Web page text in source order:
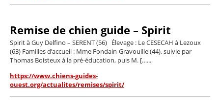
Remise de chien guide – Spirit
Spirit à Guy Delfino – SERENT (56) Élevage : Le CESECAH à Lezoux
(63) Familles d’accueil : Mme Fondain-Gravouille (44), suivie par
Thomas Boisteux à la pré-éducation, puis M. […...
https://www.chiens-guides-
ouest.org/actualites/remises/spirit/